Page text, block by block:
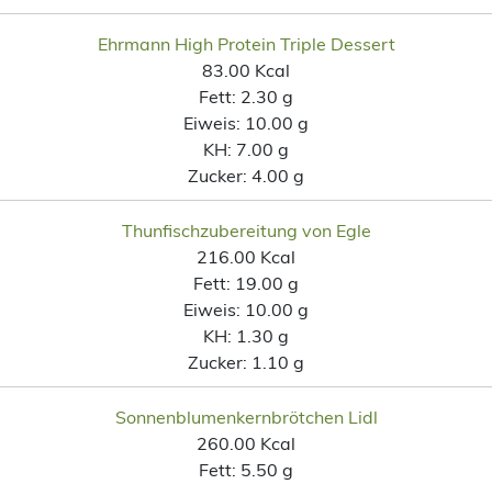
Ehrmann High Protein Triple Dessert
83.00 Kcal
Fett: 2.30 g
Eiweis: 10.00 g
KH: 7.00 g
Zucker: 4.00 g
Thunfischzubereitung von Egle
216.00 Kcal
Fett: 19.00 g
Eiweis: 10.00 g
KH: 1.30 g
Zucker: 1.10 g
Sonnenblumenkernbrötchen Lidl
260.00 Kcal
Fett: 5.50 g